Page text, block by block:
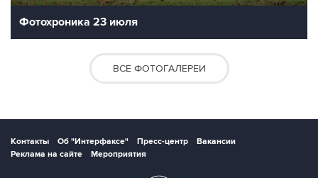
Фотохроника 23 июля
ВСЕ ФОТОГАЛЕРЕИ
Контакты Об "Интерфаксе" Пресс-центр
Вакансии
Реклама на сайте
Мероприятия